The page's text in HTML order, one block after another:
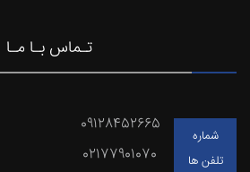
تـماس بـا مـا
شماره
تلفن ها
09128452665